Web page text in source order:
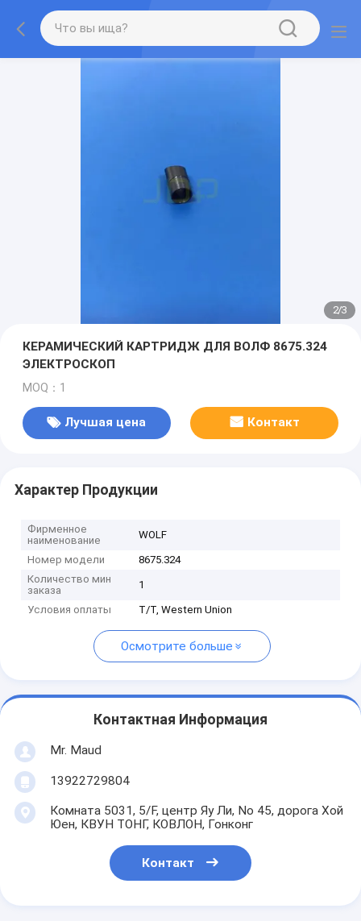
2/3
КЕРАМИЧЕСКИЙ КАРТРИДЖ ДЛЯ ВОЛФ 8675.324
ЭЛЕКТРОСКОП
MOQ：1
Лучшая цена Контакт
Характер Продукции
Фирменное
наименование
WOLF
Номер модели
8675.324
Количество мин
заказа
1
Условия оплаты T/T, Western Union
Осмотрите больше
Контактная Информация
Mr. Maud
13922729804
Комната 5031, 5/F, центр Яу Ли, No 45, дорога Хой
Юен, КВУН ТОНГ, КОВЛОН, Гонконг
Контакт